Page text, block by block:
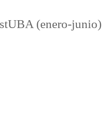
(enero-junio)